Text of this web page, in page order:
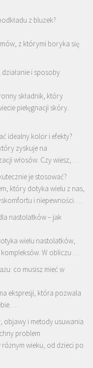
z bluzek?
z którymi boryka się
i sposoby
składnik, który
pielęgnacji skóry.
idealny kolor i efekty?
zyskuje na
włosów. Czy wiesz, …
je stosować?
który dotyka wielu z nas,
i niepewności. …
nastolatków – jak
wielu nastolatków,
W obliczu …
co musisz mieć w
ekspresji, która pozwala
…
objawy i metody usuwania
problem
wieku, od dzieci po